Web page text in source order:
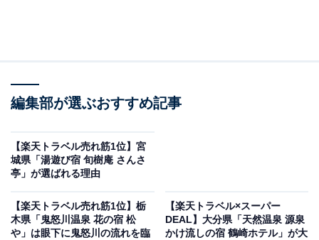
す。
編集部が選ぶおすすめ記事
【楽天トラベル売れ筋1位】宮
城県「湯遊び宿 旬樹庵 さんさ
亭」が選ばれる理由
【楽天トラベル売れ筋1位】栃
木県「鬼怒川温泉 花の宿 松
や」は眼下に鬼怒川の流れを臨
【楽天トラベル×スーパー
DEAL】大分県「天然温泉 源泉
かけ流しの宿 鶴崎ホテル」が大